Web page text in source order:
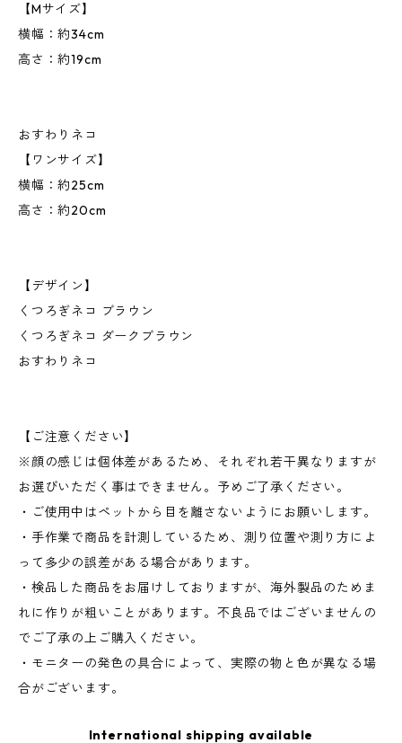
【Mサイズ】
横幅：約34cm
高さ：約19cm
おすわりネコ
【ワンサイズ】
横幅：約25cm
高さ：約20cm
【デザイン】
くつろぎネコ ブラウン
くつろぎネコ ダークブラウン
おすわりネコ
【ご注意ください】
※顔の感じは個体差があるため、それぞれ若干異なりますが
お選びいただく事はできません。予めご了承ください。
・ご使用中はペットから目を離さないようにお願いします。
・手作業で商品を計測しているため、測り位置や測り方によ
って多少の誤差がある場合があります。
・検品した商品をお届けしておりますが、海外製品のためま
れに作りが粗いことがあります。不良品ではございませんの
でご了承の上ご購入ください。
・モニターの発色の具合によって、実際の物と色が異なる場
合がございます。
International shipping available